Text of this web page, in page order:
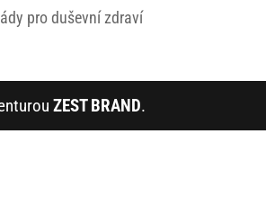
pro duševní zdraví
ZEST BRAND.